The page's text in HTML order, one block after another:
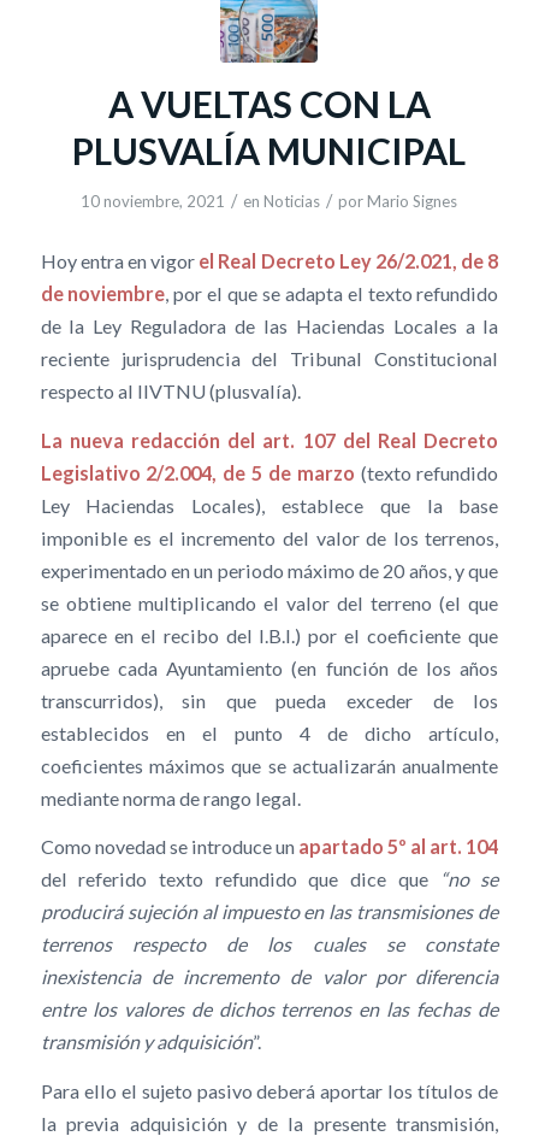
A VUELTAS CON LA
PLUSVALÍA MUNICIPAL
10 noviembre, 2021 / en Noticias / por Mario Signes
Hoy entra en vigor el Real Decreto Ley 26/2.021, de 8
de noviembre, por el que se adapta el texto refundido
de la Ley Reguladora de las Haciendas Locales a la
reciente jurisprudencia del Tribunal Constitucional
respecto al IIVTNU (plusvalía).
La nueva redacción del art. 107 del Real Decreto
Legislativo 2/2.004, de 5 de marzo (texto refundido
Ley Haciendas Locales), establece que la base
imponible es el incremento del valor de los terrenos,
experimentado en un periodo máximo de 20 años, y que
se obtiene multiplicando el valor del terreno (el que
aparece en el recibo del I.B.I.) por el coeficiente que
apruebe cada Ayuntamiento (en función de los años
transcurridos), sin que pueda exceder de los
establecidos en el punto 4 de dicho artículo,
coeficientes máximos que se actualizarán anualmente
mediante norma de rango legal.
Como novedad se introduce un apartado 5º al art. 104
del referido texto refundido que dice que
“no se
producirá sujeción al impuesto en las transmisiones de
terrenos respecto de los cuales se constate
inexistencia de incremento de valor por diferencia
entre los valores de dichos terrenos en las fechas de
transmisión y adquisición”.
Para ello el sujeto pasivo deberá aportar los títulos de
la previa adquisición y de la presente transmisión,